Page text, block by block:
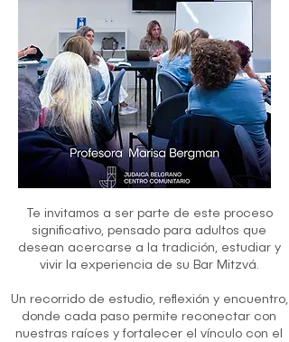
Te invitamos a ser parte de este proceso
significativo, pensado para adultos que
desean acercarse a la tradición, estudiar y
vivir la experiencia de su Bar Mitzvá.
Un recorrido de estudio, reflexión y encuentro,
donde cada paso permite reconectar con
nuestras raíces y fortalecer el vínculo con el